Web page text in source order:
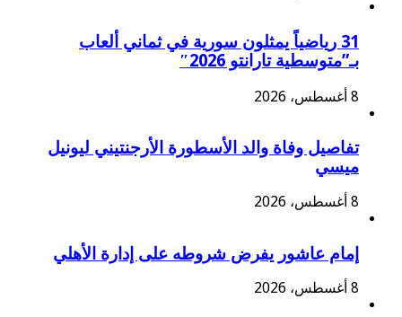
31 رياضياً يمثلون سورية في ثماني ألعاب
بـ”متوسطية تارانتو 2026″
8 أغسطس، 2026
تفاصيل وفاة والد الأسطورة الأرجنتيني ليونيل
ميسي
8 أغسطس، 2026
إمام عاشور يفرض شروطه على إدارة الأهلي
8 أغسطس، 2026